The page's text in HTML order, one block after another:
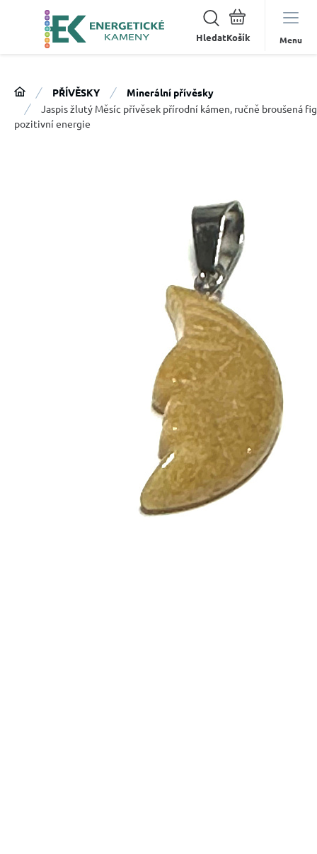
Hledat Menu
PŘÍVĚSKY
Minerální přívěsky
Jaspis žlutý Měsíc přívěsek přírodní kámen, ručně broušená
pozitivní energie